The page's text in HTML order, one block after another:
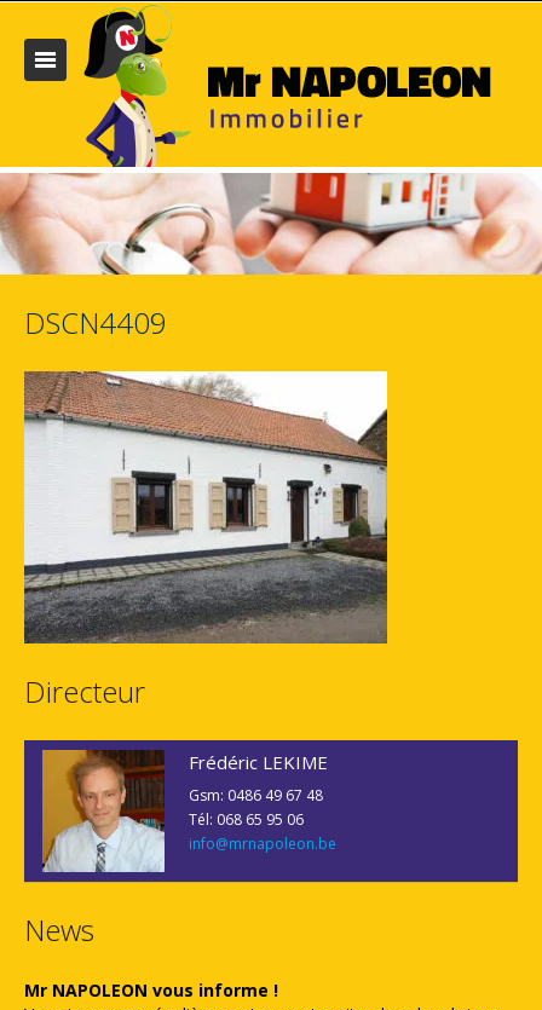
DSCN4409
Directeur
Frédéric LEKIME
Gsm: 0486 49 67 48
Tél: 068 65 95 06
info@mrnapoleon.be
News
Mr NAPOLEON vous informe !